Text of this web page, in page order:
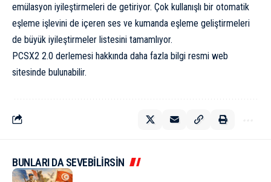
emülasyon iyileştirmeleri de getiriyor. Çok kullanışlı bir otomatik
eşleme işlevini de içeren ses ve kumanda eşleme geliştirmeleri
de büyük iyileştirmeler listesini tamamlıyor.
PCSX2 2.0 derlemesi hakkında daha fazla bilgi resmi web
sitesinde bulunabilir.
BUNLARI DA SEVEBİLİRSİN
KÜLTÜR